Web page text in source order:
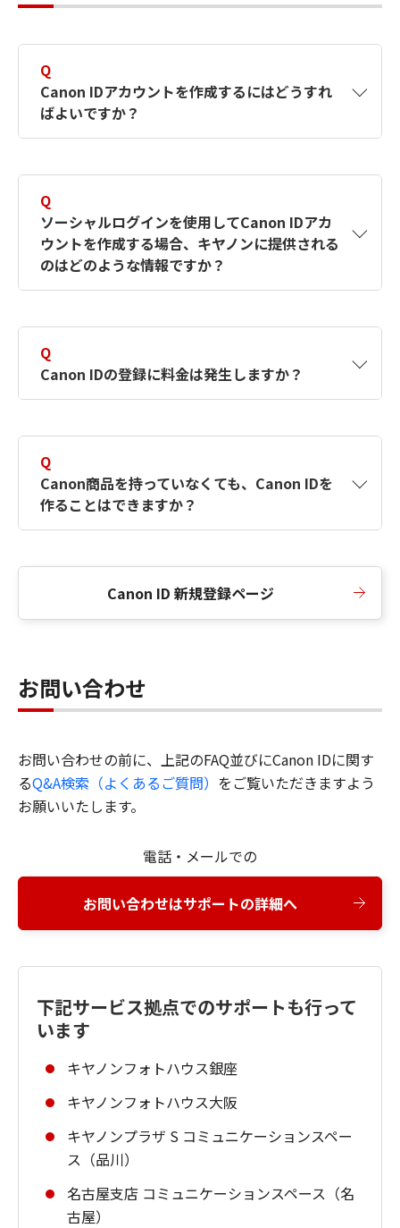
Q
Canon IDアカウントを作成するにはどうすれ
ばよいですか？
す。詳しい作成方法は【カメラ】Canon IDとは
何ですか？Canon IDの作成方法は？をご確認く
ださい。
Q
ソーシャルログインを使用してCanon IDアカ
ウントを作成する場合、キヤノンに提供される
のはどのような情報ですか？
択したサービスから取得します。アカウントを
簡単に作成できるように、この情報を使用して
Canon IDの登録フォームを入力します。
Q
Canon IDの登録に料金は発生しますか？
Q
Canon商品を持っていなくても、Canon IDを
作ることはできますか？
Canon ID 新規登録ページ
お問い合わせ
お問い合わせの前に、上記のFAQ並びにCanon IDに関す
るQ&A検索（よくあるご質問） をご覧いただきますよう
お願いいたします。
電話・メールでの
お問い合わせはサポートの詳細へ
下記サービス拠点でのサポートも行って
います
キヤノンフォトハウス銀座
キヤノンフォトハウス大阪
キヤノンプラザ S コミュニケーションスペー
ス（品川）
名古屋支店 コミュニケーションスペース（名
古屋）